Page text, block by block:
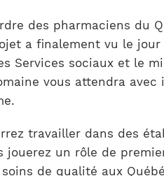
des pharmaciens du
a finalement vu le
Services sociaux et le
vous attendra avec
travailler dans des
jouerez un rôle de
de qualité aux